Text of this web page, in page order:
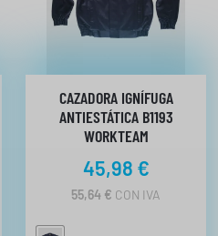
CAZADORA IGNÍFUGA
ANTIESTÁTICA B1193
WORKTEAM
45,98 €
55,64 € CON IVA